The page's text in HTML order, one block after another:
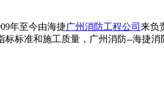
年至今由海捷广州消防工程公司 来负
标准和施工质量，广州消防--海捷